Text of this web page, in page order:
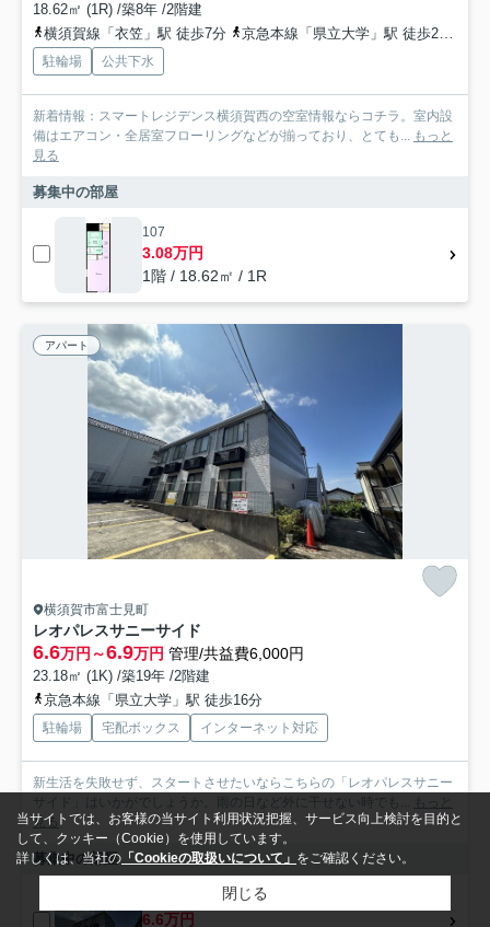
18.62㎡ (1R) /築8年 /2階建
横須賀線「衣笠」駅 徒歩7分
京急本線「県立大学」駅 徒歩29分
駐輪場 公共下水
新着情報：スマートレジデンス横須賀西の空室情報ならコチラ。室内設
備はエアコン・全居室フローリングなどが揃っており、とても...
もっと
見る
募集中の部屋
107
3.08万円
1階 / 18.62㎡ / 1R
アパート
横須賀市富士見町
レオパレスサニーサイド
6.6万円～6.9万円 管理/共益費6,000円
23.18㎡ (1K) /築19年 /2階建
京急本線「県立大学」駅 徒歩16分
駐輪場 宅配ボックス インターネット対応
新生活を失敗せず、スタートさせたいならこちらの「レオパレスサニー
サイド」はいかがでしょうか。雨の日など外に干せない時でも...
もっと
見る
募集中の部屋
6.6万円
当サイトでは、お客様の当サイト利用状況把握、サービス向上検討を目的と
して、クッキー（Cookie）を使用しています。
詳しくは、当社の 「Cookieの取扱いについて」 をご確認ください。
閉じる